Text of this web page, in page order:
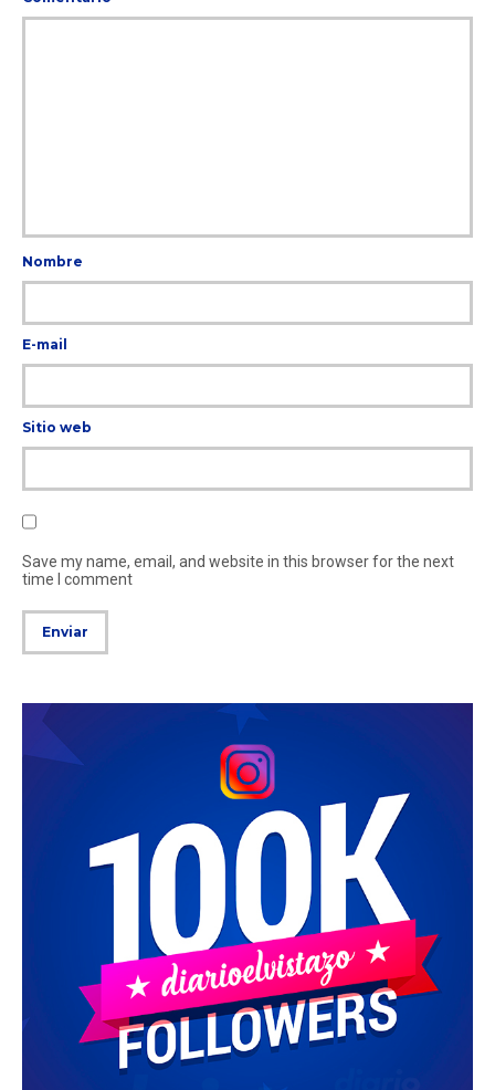
Nombre
E-mail
Sitio web
Save my name, email, and website in this browser for the next
time I comment